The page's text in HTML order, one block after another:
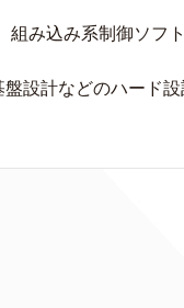
組み込み系制御ソフ
設計などのハード設